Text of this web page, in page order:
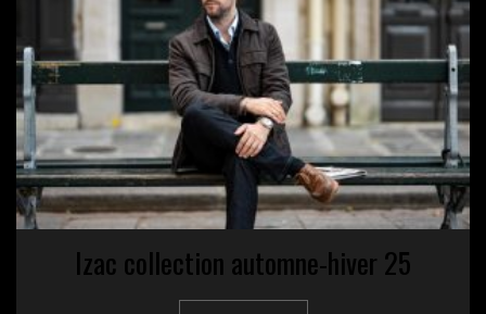
Izac collection automne-hiver 25